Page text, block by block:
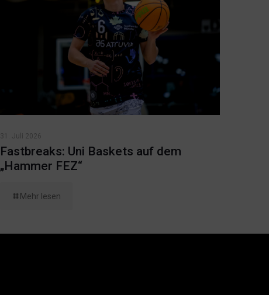
31. Juli 2026
Fastbreaks: Uni Baskets auf dem
„Hammer FEZ“
Mehr lesen